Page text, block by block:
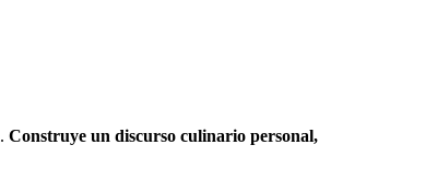
. Construye un discurso culinario personal,